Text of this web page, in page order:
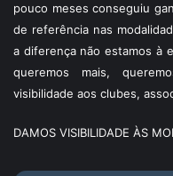
pouco meses conseguiu
de referência nas
a diferença não estamos à
queremos mais,
visibilidade aos clubes,
DAMOS VISIBILIDADE ÀS